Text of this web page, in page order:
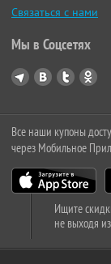
Связаться с нами
Мы в Соцсетях
Все наши купоны
через Мобильное
Ищите
не выходя